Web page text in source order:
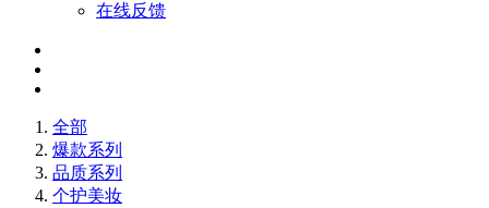
在线反馈
全部
爆款系列
品质系列
个护美妆